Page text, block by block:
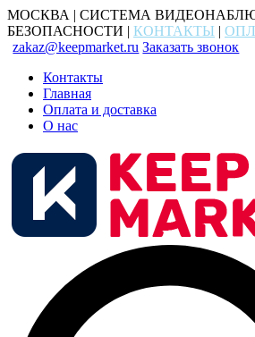
МОСКВА | СИСТЕМА
БЕЗОПАСНОСТИ | КОНТАКТЫ |
zakaz@keepmarket.ru Заказать звонок
Контакты
Главная
Оплата и доставка
О нас